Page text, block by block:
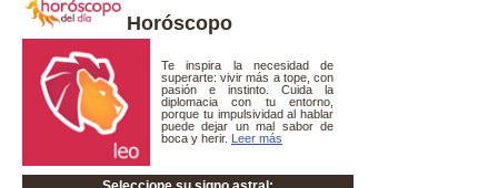
Horóscopo